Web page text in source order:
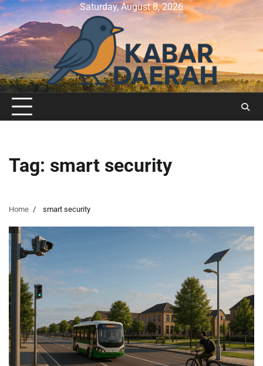
Skip
to
content
Saturday, August 8, 2026
Tag: smart security
Home smart security